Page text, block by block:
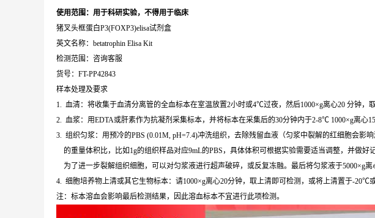
使用范围：用于科研实验，不得用于临床
猪叉头框蛋白P3(FOXP3)elisa试剂盒
英文名称：betatrophin Elisa Kit
检测范围：咨询客服
货号：FT-PP42843
样本处理及要求
1. 血清：将收集于血清分离管的全血标本在室温放置2小时或4℃过夜，然后1000×g离心20 分钟
2. 血浆：用EDTA或肝素作为抗凝剂采集标本，并将标本在采集后的30分钟内于2-8℃ 1000×g离
3. 组织匀浆：用预冷的PBS (0.01M, pH=7.4)冲洗组织，去除残留血液（匀浆中裂解的红细胞会影
的重量体积比，比如1g的组织样品对应9mL的PBS，具体体积可根据实验需要适当调整，并做好
为了进一步裂解组织细胞，可以对匀浆液进行超声破碎，或反复冻融。最后将匀浆液于5000×g离
4. 细胞培养物上清或其它生物标本：请1000×g离心20分钟，取上清即可检测，或将上清置于-20℃
注：标本溶血会影响最后检测结果，因此溶血标本不宜进行此项检测。